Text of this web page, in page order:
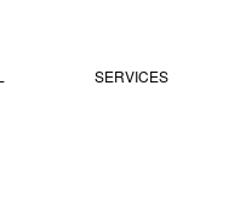
SERVICES